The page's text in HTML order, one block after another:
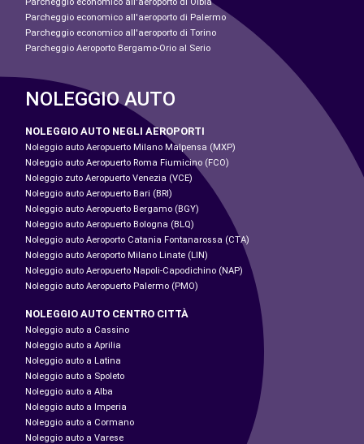
Parcheggio economico all'aeroporto di Palermo
Parcheggio economico all'aeroporto di Torino
Parcheggio Aeroporto Bergamo-Orio al Serio
NOLEGGIO AUTO
NOLEGGIO AUTO NEGLI AEROPORTI
Noleggio auto Aeropuerto Milano Malpensa (MXP)
Noleggio auto Aeropuerto Roma Fiumicino (FCO)
Noleggio zuto Aeropuerto Venezia (VCE)
Noleggio auto Aeropuerto Bari (BRI)
Noleggio auto Aeropuerto Bergamo (BGY)
Noleggio auto Aeropuerto Bologna (BLQ)
Noleggio auto Aeroporto Catania Fontanarossa (CTA)
Noleggio auto Aeroporto Milano Linate (LIN)
Noleggio auto Aeropuerto Napoli-Capodichino (NAP)
Noleggio auto Aeropuerto Palermo (PMO)
NOLEGGIO AUTO CENTRO CITTÀ
Noleggio auto a Cassino
Noleggio auto a Aprilia
Noleggio auto a Latina
Noleggio auto a Spoleto
Noleggio auto a Alba
Noleggio auto a Imperia
Noleggio auto a Cormano
Noleggio auto a Varese